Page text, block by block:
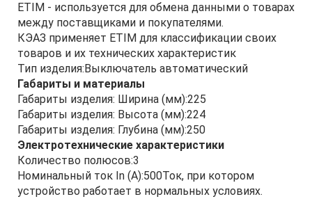
ETIM - используется для обмена данными о товарах
между поставщиками и покупателями.
КЭАЗ применяет ETIM для классификации своих
товаров и их технических характеристик
Тип изделия:Выключатель автоматический
Габариты и материалы
Габариты изделия: Ширина (мм):225
Габариты изделия: Высота (мм):224
Габариты изделия: Глубина (мм):250
Электротехнические характеристики
Количество полюсов:3
Номинальный ток In (А):500Ток, при котором
устройство работает в нормальных условиях.